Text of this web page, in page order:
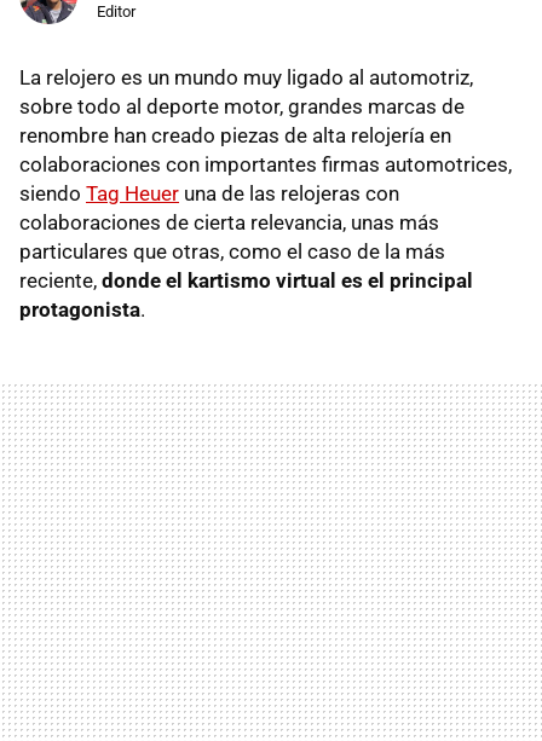
Editor
La relojero es un mundo muy ligado al automotriz,
sobre todo al deporte motor, grandes marcas de
renombre han creado piezas de alta relojería en
colaboraciones con importantes firmas automotrices,
siendo Tag Heuer una de las relojeras con
colaboraciones de cierta relevancia, unas más
particulares que otras, como el caso de la más
reciente, donde el kartismo virtual es el principal
protagonista.